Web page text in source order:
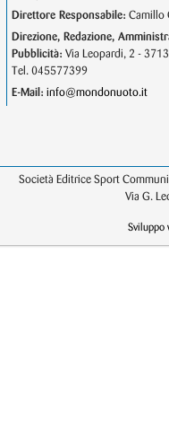
Direttore Responsabile: Camillo
Direzione, Redazione,
Pubblicità: Via Leopardi, 2 -
Tel. 045577399
E-Mail: info@mondonuoto.it
Società Editrice Sport
Via G.
Sviluppo